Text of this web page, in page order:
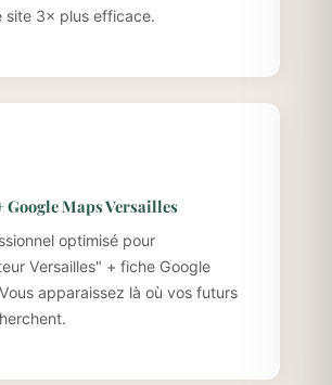
site 3× plus efficace.
Google Maps Versailles
optimisé pour
Versailles" + fiche Google
apparaissez là où vos futurs